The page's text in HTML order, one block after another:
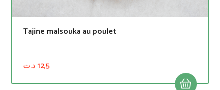
Tajine malsouka au poulet
12,5د.ت